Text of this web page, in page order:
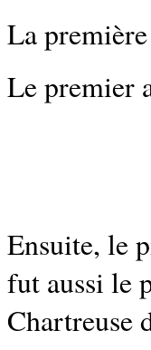
La
Le premier
Ensuite, le
fut aussi le
Chartreuse